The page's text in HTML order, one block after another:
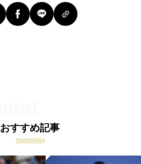
おすすめ記事